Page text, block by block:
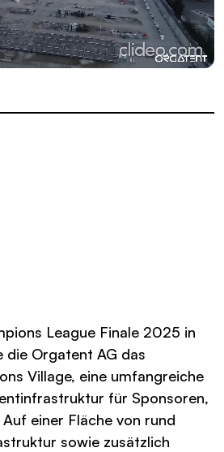
League Finale 2025 in
die Orgatent AG das
Village, eine umfangreiche
für Sponsoren,
einer Fläche von rund
sowie zusätzlich